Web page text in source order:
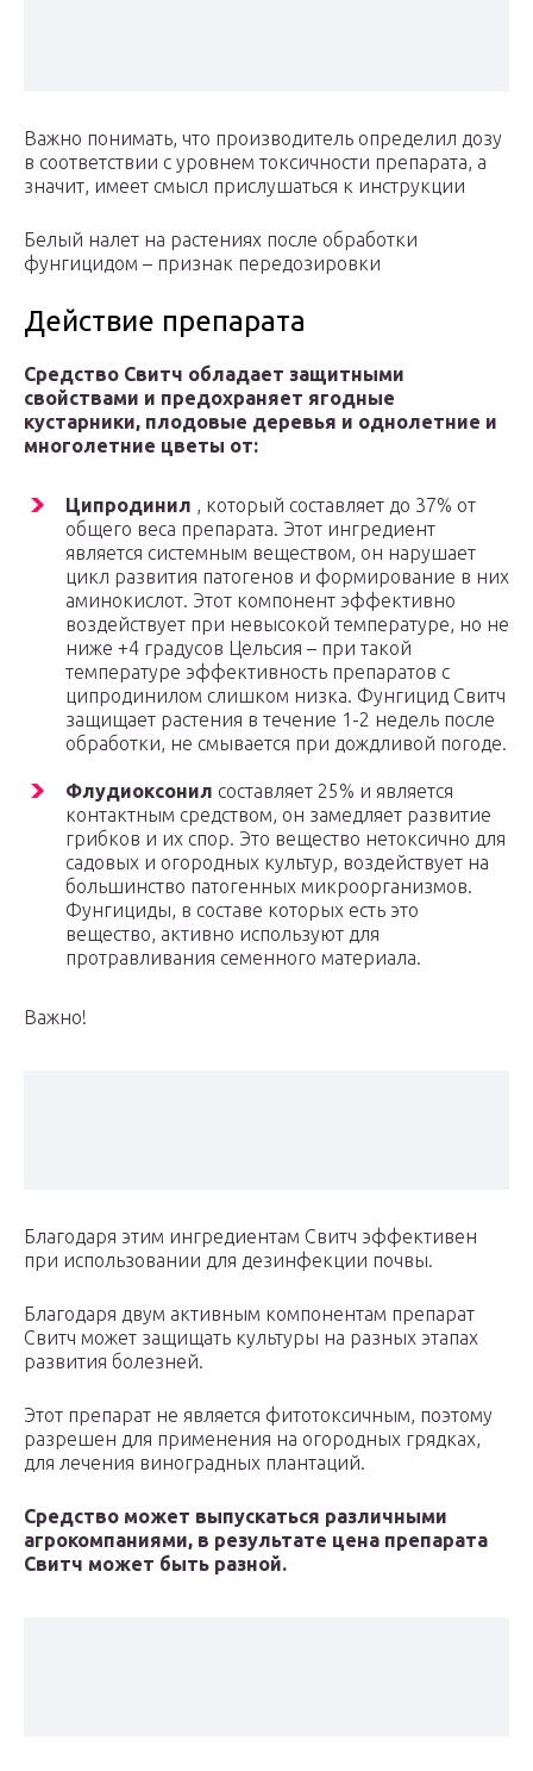
Важно понимать, что производитель определил дозу
в соответствии с уровнем токсичности препарата, а
значит, имеет смысл прислушаться к инструкции
Белый налет на растениях после обработки
фунгицидом – признак передозировки
Действие препарата
Средство Свитч обладает защитными
свойствами и предохраняет ягодные
кустарники, плодовые деревья и однолетние и
многолетние цветы от:
Ципродинил , который составляет до 37% от
общего веса препарата. Этот ингредиент
является системным веществом, он нарушает
цикл развития патогенов и формирование в них
аминокислот. Этот компонент эффективно
воздействует при невысокой температуре, но не
ниже +4 градусов Цельсия – при такой
температуре эффективность препаратов с
ципродинилом слишком низка. Фунгицид Свитч
защищает растения в течение 1-2 недель после
обработки, не смывается при дождливой погоде.
Флудиоксонил составляет 25% и является
контактным средством, он замедляет развитие
грибков и их спор. Это вещество нетоксично для
садовых и огородных культур, воздействует на
большинство патогенных микроорганизмов.
Фунгициды, в составе которых есть это
вещество, активно используют для
протравливания семенного материала.
Важно!
Благодаря этим ингредиентам Свитч эффективен
при использовании для дезинфекции почвы.
Благодаря двум активным компонентам препарат
Свитч может защищать культуры на разных этапах
развития болезней.
Этот препарат не является фитотоксичным, поэтому
разрешен для применения на огородных грядках,
для лечения виноградных плантаций.
Средство может выпускаться различными
агрокомпаниями, в результате цена препарата
Свитч может быть разной.